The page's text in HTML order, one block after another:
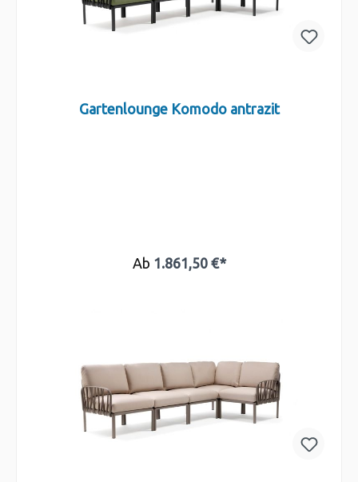
Gartenlounge Komodo antrazit
Ab 1.861,50 €*